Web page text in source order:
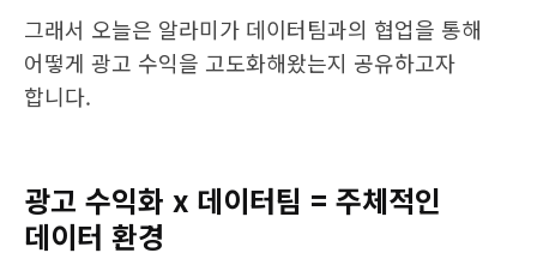
그래서 오늘은 알라미가 데이터팀과의 협업을 통해
어떻게 광고 수익을 고도화해왔는지 공유하고자
합니다.
광고 수익화 x 데이터팀 = 주체적인
데이터 환경